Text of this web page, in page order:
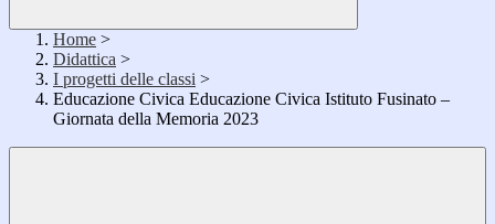
Home >
Didattica >
I progetti delle classi >
Educazione Civica Educazione Civica Istituto Fusinato –
Giornata della Memoria 2023